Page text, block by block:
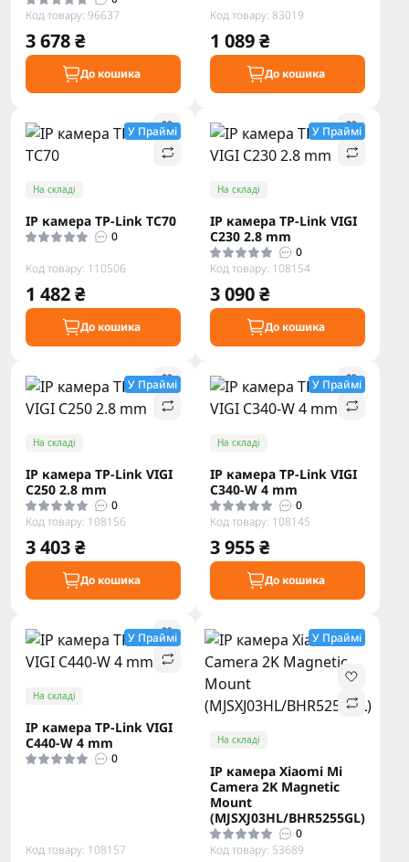
Код товару: 96637
3 678 ₴
До кошика
Код товару: 83019
1 089 ₴
До кошика
У Праймі
На складі
IP камера TP-Link TC70
0
Код товару: 110506
1 482 ₴
До кошика
У Праймі
На складі
IP камера TP-Link VIGI
C230 2.8 mm
0
Код товару: 108154
3 090 ₴
До кошика
У Праймі
На складі
IP камера TP-Link VIGI
C250 2.8 mm
0
Код товару: 108156
3 403 ₴
До кошика
У Праймі
На складі
IP камера TP-Link VIGI
C340-W 4 mm
0
Код товару: 108145
3 955 ₴
До кошика
У Праймі
На складі
IP камера TP-Link VIGI
C440-W 4 mm
0
Код товару: 108157
У Праймі
На складі
IP камера Xiaomi Mi
Camera 2K Magnetic
Mount
(MJSXJ03HL/BHR5255GL)
0
Код товару: 53689